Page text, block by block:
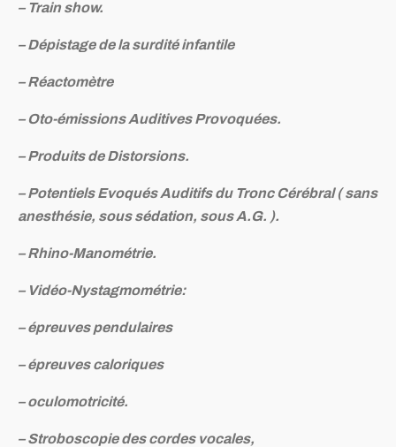
– Train show.
– Dépistage de la surdité infantile
– Réactomètre
– Oto-émissions Auditives Provoquées.
– Produits de Distorsions.
– Potentiels Evoqués Auditifs du Tronc Cérébral ( sans
anesthésie, sous sédation, sous A.G. ).
– Rhino-Manométrie.
– Vidéo-Nystagmométrie:
– épreuves pendulaires
– épreuves caloriques
– oculomotricité.
– Stroboscopie des cordes vocales,